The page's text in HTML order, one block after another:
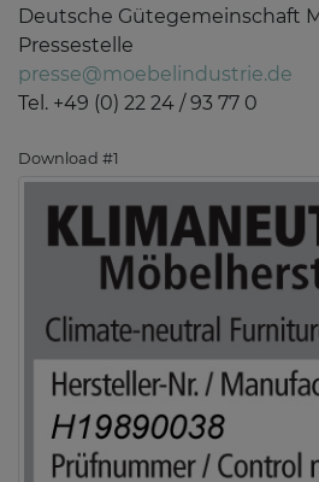
Deutsche Gütegemeinschaft
Pressestelle
presse@moebelindustrie.de
Tel. +49 (0) 22 24 / 93 77 0
Download #1